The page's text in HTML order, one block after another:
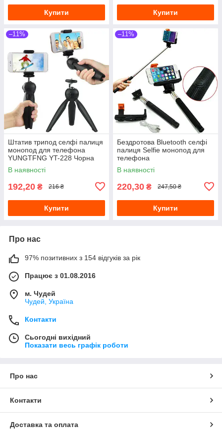
Купити Купити
–11%
Штатив трипод селфі палиця
монопод для телефона
YUNGTFNG YT-228 Чорна
В наявності
192,20 ₴ 216 ₴
Купити
–11%
Бездротова Bluetooth селфі
палиця Selfie монопод для
телефона
В наявності
220,30 ₴ 247,50 ₴
Купити
Про нас
97% позитивних з 154 відгуків за рік
Працює з 01.08.2016
м. Чудей
Чудей, Україна
Контакти
Сьогодні вихідний
Показати весь графік роботи
Про нас
Контакти
Доставка та оплата